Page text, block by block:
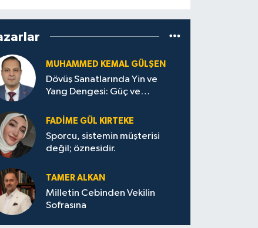
MUHAMMED KEMAL GÜLŞEN
Dövüş Sanatlarında Yin ve
Yang Dengesi: Güç ve
FADIME GÜL KIRTEKE
Sporcu, sistemin müşterisi
değil; öznesidir.
TAMER ALKAN
Milletin Cebinden Vekilin
Sofrasına